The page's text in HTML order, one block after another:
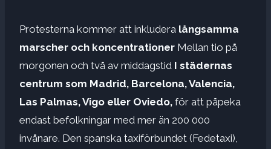
Protesterna kommer att inkludera långsamma
marscher och koncentrationer Mellan tio på
morgonen och två av middagstid I städernas
centrum som Madrid, Barcelona, ​​Valencia,
Las Palmas, Vigo eller Oviedo, för att påpeka
endast befolkningar med mer än 200 000
invånare. Den spanska taxiförbundet (Fedetaxi),